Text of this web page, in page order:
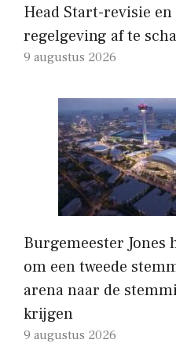
Head Start-revisie
regelgeving af te
9 augustus 2026
Burgemeester Jones
om een ​​tweede
arena naar de
krijgen
9 augustus 2026